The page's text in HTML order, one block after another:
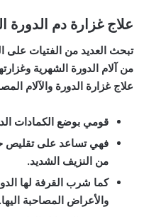
علاج غزارة دم الدورة
تبحث العديد من الفتيات على
من آلام الدورة الشهرية
علاج غزارة الدورة والآلام
قومي بوضع الكمادات
فهي تساعد على تقليص
من النزيف الشديد.
كما شرب القرفة لها
والأعراض المصاحبة اليها.